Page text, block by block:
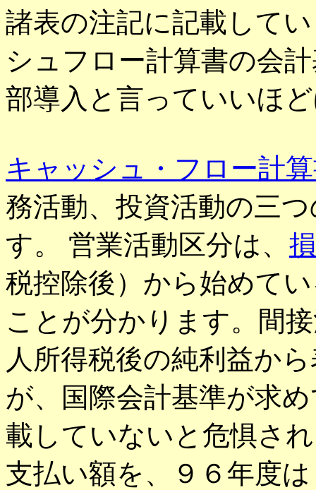
諸表の注記に記載して
シュフロー計算書の会
部導入と言っていいほ
キャッシュ・フロー計
務活動、投資活動の三
す。 営業活動区分は、
税控除後）から始めて
ことが分かります。間
人所得税後の純利益か
が、国際会計基準が求
載していないと危惧さ
支払い額を、９６年度